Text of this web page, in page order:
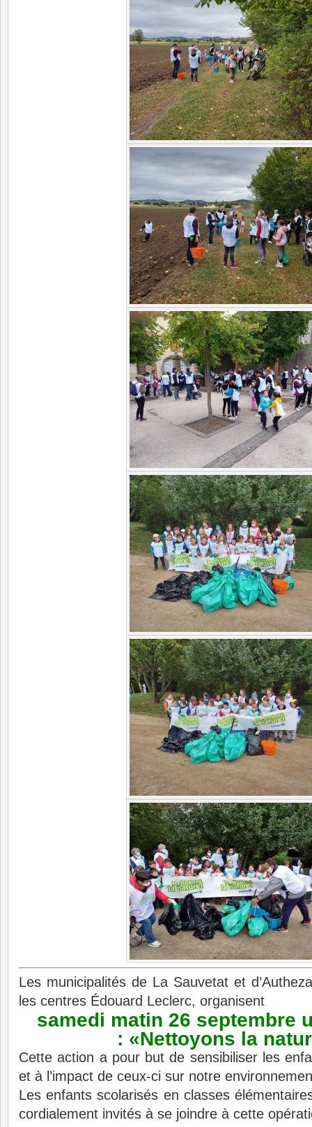
Les municipalités de La Sauvetat et
les centres Édouard Leclerc, organisent
samedi matin 26 septembre
: «Nettoyons la
Cette action a pour but de sensibiliser les
et à l’impact de ceux-ci sur notre
Les enfants scolarisés en classes
cordialement invités à se joindre à cette